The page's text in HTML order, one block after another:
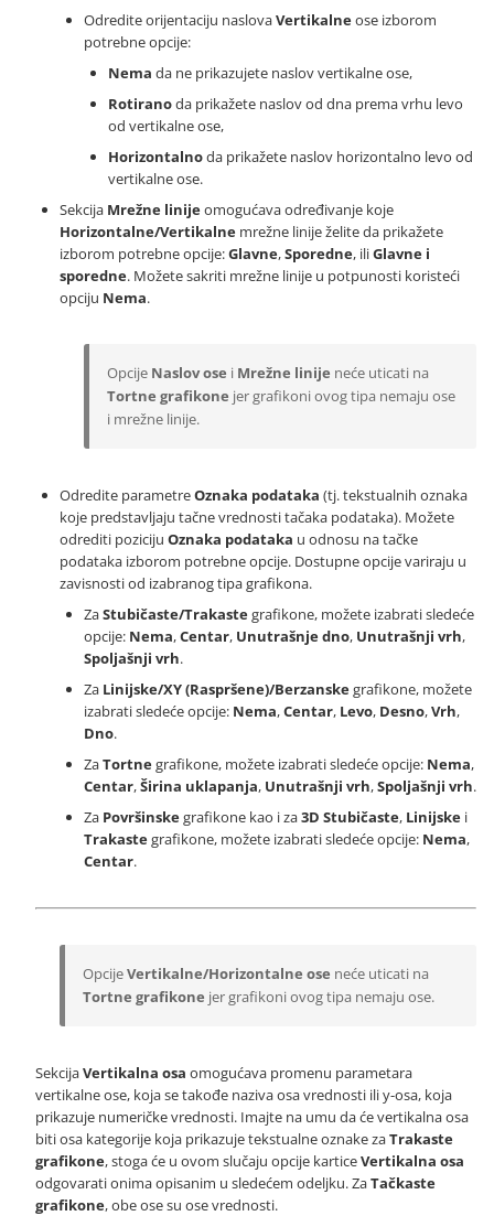
Odredite orijentaciju naslovaVertikalneose izborom
potrebne opcije:
Nema da ne prikazujete naslov vertikalne ose,
Rotiranoda prikažete naslov od dna prema vrhu levo
od vertikalne ose,
Horizontalnoda prikažete naslov horizontalno levo od
vertikalne ose.
Sekcija Mrežne linijeomogućava određivanje koje
Horizontalne/Vertikalne mrežne linije želite da prikažete
izborom potrebne opcije:Glavne,Sporedne, iliGlavne i
sporedne. Možete sakriti mrežne linije u potpunosti koristeći
opciju Nema.
Opcije Naslov ose i Mrežne linije neće uticati na
Tortne grafikone jer grafikoni ovog tipa nemaju ose
i mrežne linije.
Odredite parametreOznaka podataka (tj. tekstualnih oznaka
koje predstavljaju tačne vrednosti tačaka podataka). Možete
odrediti poziciju Oznaka podataka u odnosu na tačke
podataka izborom potrebne opcije. Dostupne opcije variraju u
zavisnosti od izabranog tipa grafikona.
ZaStubičaste/Trakastegrafikone, možete izabrati sledeće
opcije: Nema,Centar, Unutrašnje dno, Unutrašnji vrh,
Spoljašnji vrh.
Za Linijske/XY (Raspršene)/Berzanskegrafikone, možete
izabrati sledeće opcije: Nema,Centar, Levo, Desno,Vrh,
Dno.
ZaTortnegrafikone, možete izabrati sledeće opcije: Nema,
Centar,Širina uklapanja, Unutrašnji vrh,Spoljašnji vrh.
Za Površinskegrafikone kao i za3D Stubičaste, Linijske i
Trakastegrafikone, možete izabrati sledeće opcije: Nema,
Centar.
OpcijeVertikalne/Horizontalne ose neće uticati na
Tortne grafikone jer grafikoni ovog tipa nemaju ose.
SekcijaVertikalna osa omogućava promenu parametara
vertikalne ose, koja se takođe naziva osa vrednosti ili y-osa, koja
prikazuje numeričke vrednosti. Imajte na umu da će vertikalna osa
biti osa kategorije koja prikazuje tekstualne oznake zaTrakaste
grafikone, stoga će u ovom slučaju opcije karticeVertikalna osa
odgovarati onima opisanim u sledećem odeljku. ZaTačkaste
grafikone, obe ose su ose vrednosti.